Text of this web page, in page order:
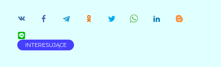
INTERESUJĄCE